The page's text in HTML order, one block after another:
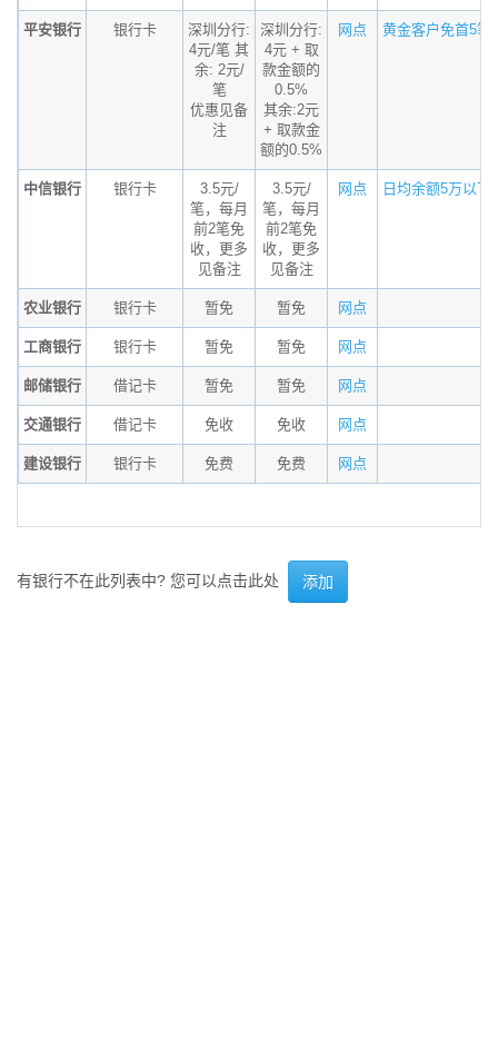
平安银行 银行卡
深圳分行:
4元/笔 其
余: 2元/
笔
优惠见备
注
深圳分行:
4元 + 取
款金额的
0.5%
其余:2元
+ 取款金
额的0.5%
网点 黄金客户免首5笔
中信银行 银行卡
3.5元/
笔，每月
前2笔免
收，更多
见备注
3.5元/
笔，每月
前2笔免
收，更多
见备注
网点 日均余额5万以下
农业银行 银行卡 暂免 暂免 网点
工商银行 银行卡 暂免 暂免 网点
邮储银行 借记卡 暂免 暂免 网点
交通银行 借记卡 免收 免收 网点
建设银行 银行卡 免费 免费 网点
有银行不在此列表中? 您可以点击此处 添加